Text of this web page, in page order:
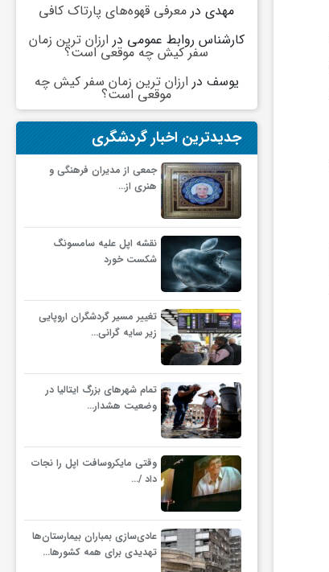
راز کاخ‌های صفوی در آپادانا
فاش می‌شود؟
گسترش
مهدیدر معرفی قهوه‌های پارتاک کافی
کارشناس روابط عمومی در ارزان ترین زمان
سفر کیش چه موقعی است؟
یوسف در ارزان ترین زمان سفر کیش چه
موقعی است؟
جدیدترین اخبار گردشگری
جمعی از مدیران فرهنگی و
هنری از…
نقشه اپل علیه سامسونگ
شکست خورد
تغییر مسیر گردشگران اروپایی
زیر سایه گرانی…
تمام شهرهای بزرگ ایتالیا در
وضعیت هشدار…
وقتی مایکروسافت اپل را نجات
داد /…
عادی‌سازی بمباران بیمارستان‌ها
تهدیدی برای همه کشورها…